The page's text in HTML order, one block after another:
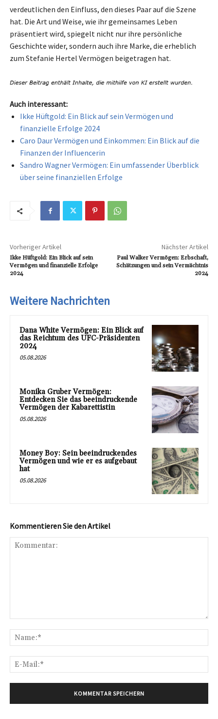
verdeutlichen den Einfluss, den dieses Paar auf die Szene
hat. Die Art und Weise, wie ihr gemeinsames Leben
präsentiert wird, spiegelt nicht nur ihre persönliche
Geschichte wider, sondern auch ihre Marke, die erheblich
zum Stefanie Hertel Vermögen beigetragen hat.
Auch interessant:
Ikke Hüftgold: Ein Blick auf sein Vermögen und
finanzielle Erfolge 2024
Caro Daur Vermögen und Einkommen: Ein Blick auf die
Finanzen der Influencerin
Sandro Wagner Vermögen: Ein umfassender Überblick
über seine finanziellen Erfolge
Vorheriger Artikel
Ikke Hüftgold: Ein Blick auf sein
Vermögen und finanzielle Erfolge
2024
Nächster Artikel
Paul Walker Vermögen: Erbschaft,
Schätzungen und sein Vermächtnis
2024
Weitere Nachrichten
Dana White Vermögen: Ein Blick auf
das Reichtum des UFC-Präsidenten
2024
05.08.2026
Monika Gruber Vermögen:
Entdecken Sie das beeindruckende
Vermögen der Kabarettistin
05.08.2026
Money Boy: Sein beeindruckendes
Vermögen und wie er es aufgebaut
hat
05.08.2026
Kommentieren Sie den Artikel